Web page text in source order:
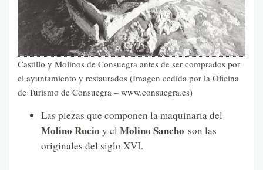
Castillo y Molinos de Consuegra antes de ser comprados por
el ayuntamiento y restaurados (Imagen cedida por la Oficina
de Turismo de Consuegra – www.consuegra.es)
Las piezas que componen la maquinaria del
Molino Rucio y el Molino Sancho son las
originales del siglo XVI.